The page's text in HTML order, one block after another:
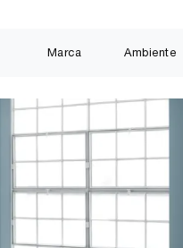
Marca Ambiente